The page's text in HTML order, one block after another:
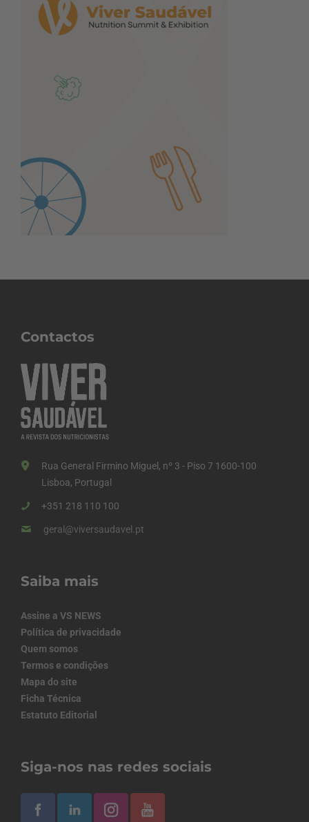
Contactos
Rua General Firmino Miguel, nº 3 - Piso 7 1600-100
Lisboa, Portugal
+351 218 110 100
geral@viversaudavel.pt
Saiba mais
Assine a VS NEWS
Política de privacidade
Quem somos
Termos e condições
Mapa do site
Ficha Técnica
Estatuto Editorial
Siga-nos nas redes sociais